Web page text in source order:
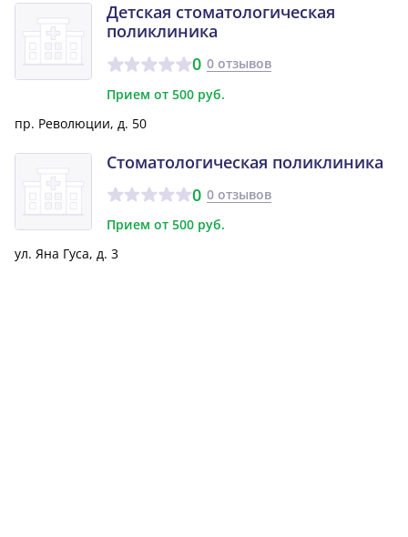
Детская стоматологическая
поликлиника
0 0 отзывов
Прием от 500 руб.
пр. Революции, д. 50
Стоматологическая поликлиника
0 0 отзывов
Прием от 500 руб.
ул. Яна Гуса, д. 3